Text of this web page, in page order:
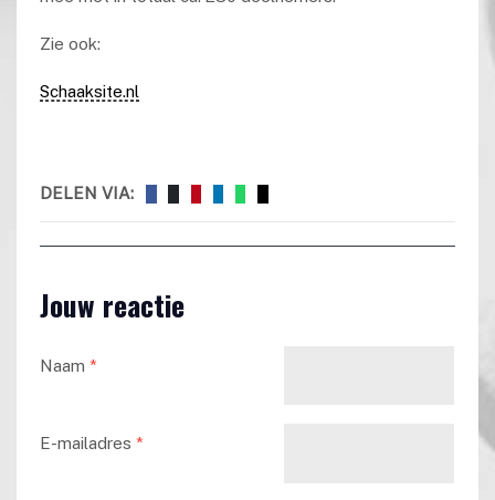
Zie ook:
Schaaksite.nl
DELEN VIA:
Jouw reactie
Naam *
E-mailadres *